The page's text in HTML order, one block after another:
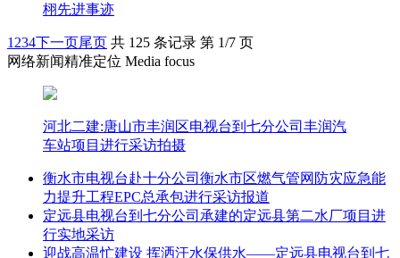
栩先进事迹
1 234下一页尾页 共 125 条记录 第 1/7 页
网络新闻精准定位 Media focus
河北二建:唐山市丰润区电视台到七分公司丰润汽
车站项目进行采访拍摄
衡水市电视台赴十分公司衡水市区燃气管网防灾应急能
力提升工程EPC总承包进行采访报道
定远县电视台到七分公司承建的定远县第二水厂项目进
行实地采访
迎战高温忙建设 挥洒汗水保供水——定远县电视台到七